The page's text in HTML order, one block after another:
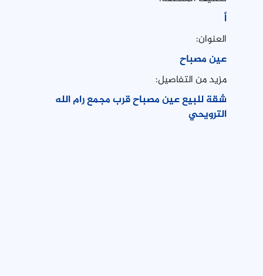
أ
العنوان:
عين مصباح
مزيد من التفاصيل:
شقة للبيع عين مصباح قرب مجمع رام الله
الترويحي